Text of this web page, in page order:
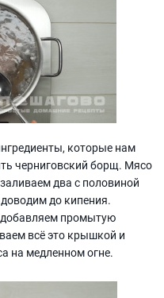
которые нам
черниговский борщ. Мясо
два с половиной
до кипения.
добавляем промытую
всё это крышкой и
на медленном огне.